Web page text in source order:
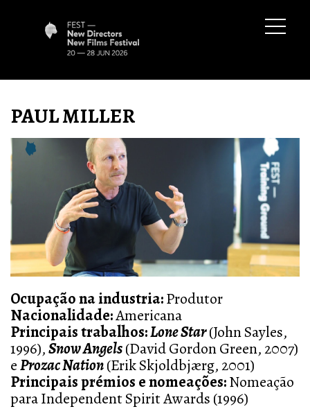
PAUL MILLER
Ocupação na industria:Produtor
Nacionalidade:Americana
Principais trabalhos:Lone Star(John Sayles,
1996),Snow Angels(David Gordon Green, 2007)
eProzac Nation(Erik Skjoldbjærg, 2001)
Principais prémios e nomeações:Nomeação
para Independent Spirit Awards (1996)